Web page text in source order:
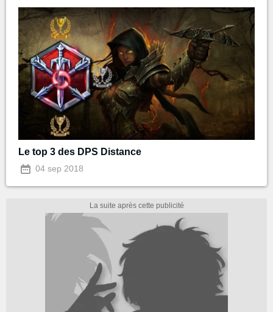
Le top 3 des DPS Distance
04 sep 2018